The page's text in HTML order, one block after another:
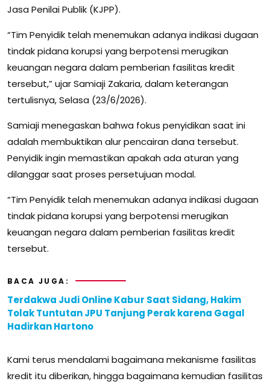
Jasa Penilai Publik (KJPP).
“Tim Penyidik telah menemukan adanya indikasi dugaan
tindak pidana korupsi yang berpotensi merugikan
keuangan negara dalam pemberian fasilitas kredit
tersebut,” ujar Samiaji Zakaria, dalam keterangan
tertulisnya, Selasa (23/6/2026).
Samiaji menegaskan bahwa fokus penyidikan saat ini
adalah membuktikan alur pencairan dana tersebut.
Penyidik ingin memastikan apakah ada aturan yang
dilanggar saat proses persetujuan modal.
“Tim Penyidik telah menemukan adanya indikasi dugaan
tindak pidana korupsi yang berpotensi merugikan
keuangan negara dalam pemberian fasilitas kredit
tersebut.
BACA JUGA:
Terdakwa Judi Online Kabur Saat Sidang, Hakim
Tolak Tuntutan JPU Tanjung Perak karena Gagal
Hadirkan Hartono
Kami terus mendalami bagaimana mekanisme fasilitas
kredit itu diberikan, hingga bagaimana kemudian fasilitas